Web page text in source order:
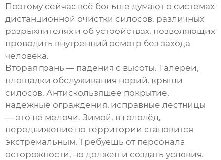
Поэтому сейчас всё больше думают о системах
дистанционной очистки силосов, различных
разрыхлителях и об устройствах, позволяющих
проводить внутренний осмотр без захода
человека.
Вторая грань — падения с высоты. Галереи,
площадки обслуживания норий, крыши
силосов. Антискользящее покрытие,
надёжные ограждения, исправные лестницы
— это не мелочи. Зимой, в гололёд,
передвижение по территории становится
экстремальным. Требуешь от персонала
осторожности, но должен и создать условия.